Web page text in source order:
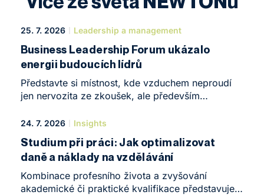
25. 7. 2026 Leadership a management
Business Leadership Forum ukázalo
energii budoucích lídrů
Představte si místnost, kde vzduchem neproudí
jen nervozita ze zkoušek, ale především
ovládla koncem května NEWTON Business Club
– komorní, ale o to intenzivnější konference, která
pomyslně uzavřela první rok studia stejnojmeného
programu.
24. 7. 2026 Insights
Studium při práci: Jak optimalizovat
daně a náklady na vzdělávání
Kombinace profesního života a zvyšování
akademické či praktické kvalifikace představuje